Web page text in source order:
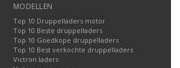
MODELLEN
Top 10 Druppelladers motor
Top 10 Beste druppelladers
Top 10 Goedkope druppelladers
Top 10 Best verkochte druppelladers
Victron laders